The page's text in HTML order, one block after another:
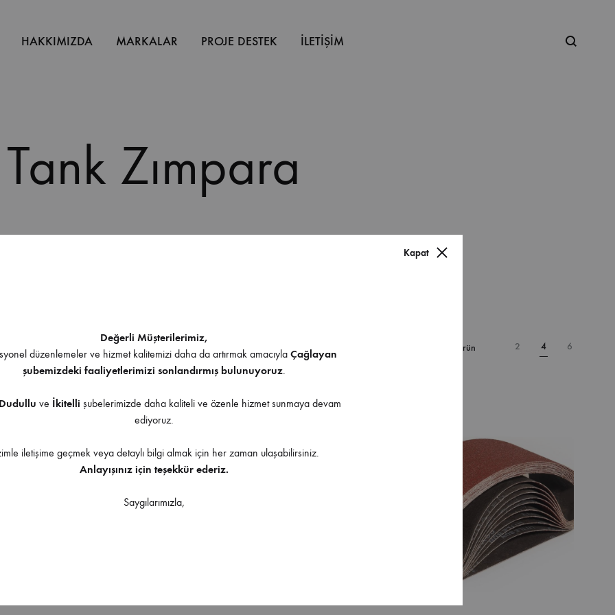
HAKKIMIZDA MARKALAR PROJE DESTEK İLETİŞİM
Ne
Tank Zımpara
2 4 6
4 Ürün
Kapat
Değerli Müşterilerimiz,
düzenlemeler ve hizmet kalitemizi daha da artırmak amacıyla Çağlayan
şubemizdeki faaliyetlerimizi sonlandırmış bulunuyoruz.
Dudullu ve İkitelli şubelerimizde daha kaliteli ve özenle hizmet sunmaya devam
ediyoruz.
iletişime geçmek veya detaylı bilgi almak için her zaman ulaşabilirsiniz.
Anlayışınız için teşekkür ederiz.
Saygılarımızla,